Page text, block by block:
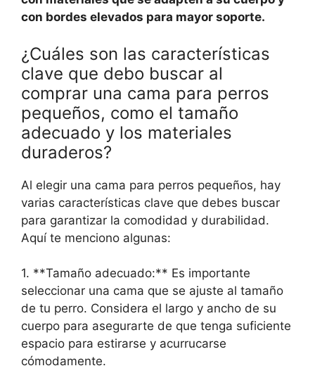
con bordes elevados para mayor soporte.
¿Cuáles son las características
clave que debo buscar al
comprar una cama para perros
pequeños, como el tamaño
adecuado y los materiales
duraderos?
Al elegir una cama para perros pequeños, hay
varias características clave que debes buscar
para garantizar la comodidad y durabilidad.
Aquí te menciono algunas:
1. **Tamaño adecuado:** Es importante
seleccionar una cama que se ajuste al tamaño
de tu perro. Considera el largo y ancho de su
cuerpo para asegurarte de que tenga suficiente
espacio para estirarse y acurrucarse
cómodamente.